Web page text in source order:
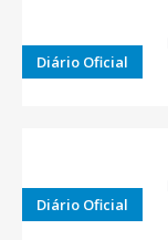
Diário Oficial
Diário Oficial